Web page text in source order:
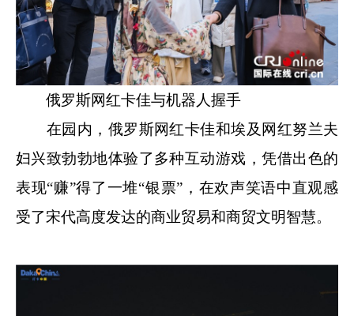
俄罗斯网红卡佳与机器人握手
在园内，俄罗斯网红卡佳和埃及网红努兰夫
妇兴致勃勃地体验了多种互动游戏，凭借出色的
表现“赚”得了一堆“银票”，在欢声笑语中直观感
受了宋代高度发达的商业贸易和商贸文明智慧。